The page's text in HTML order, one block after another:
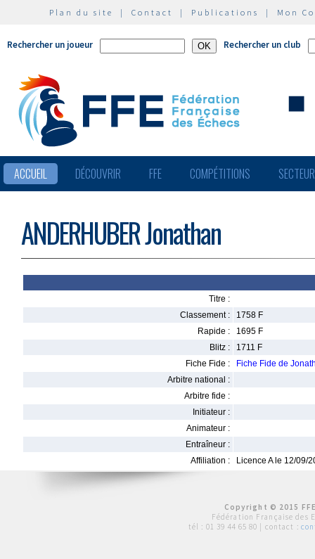
Plan du site | Contact | Publications | Mon
Rechercher un joueur Rechercher un club
ACCUEIL DÉCOUVRIR FFE COMPÉTITIONS
ANDERHUBER Jonathan
Titre :
Classement :
1758 F
Rapide :
1695 F
Blitz :
1711 F
Fiche Fide :
Fiche Fide de
Arbitre national :
Arbitre fide :
Initiateur :
Animateur :
Entraîneur :
Affiliation :
Licence A le 12/09/
Copyright © 2015
Fédération Française des
tél : 01 39 44 65 80 | contact :